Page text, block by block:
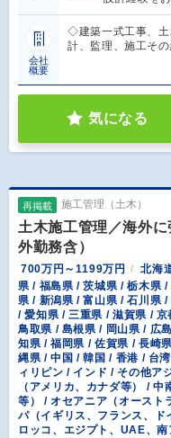
会社
概要
◇建築一式工事、土
計、監理、施工そ
気になる
再掲載 施工管理（土木）
土木施工管理／海外
外勤務含）
700万円～1199万円
北海
県 / 福島県 / 茨城県 / 栃木県
県 / 新潟県 / 富山県 / 石川県
/ 愛知県 / 三重県 / 滋賀県 /
鳥取県 / 島根県 / 岡山県 / 広
知県 / 福岡県 / 佐賀県 / 長崎
縄県 / 中国 / 韓国 / 香港 / 台
ィリピン / インド / その他ア
（アメリカ、カナダ等） /
等） / オセアニア（オースト
パ（イギリス、フランス、
ロッコ、エジプト、UAE、